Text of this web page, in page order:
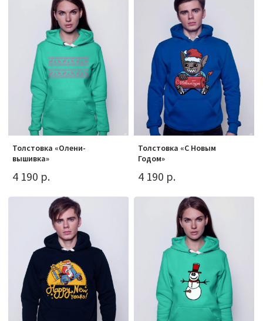
Толстовка «Олени-
вышивка»
4 190 р.
Толстовка «С Новым
Годом»
4 190 р.